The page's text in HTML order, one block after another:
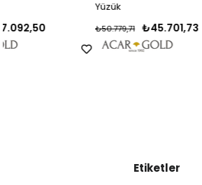
₺45.701,73
₺50.779,71 ₺38.739,15
Etiketler